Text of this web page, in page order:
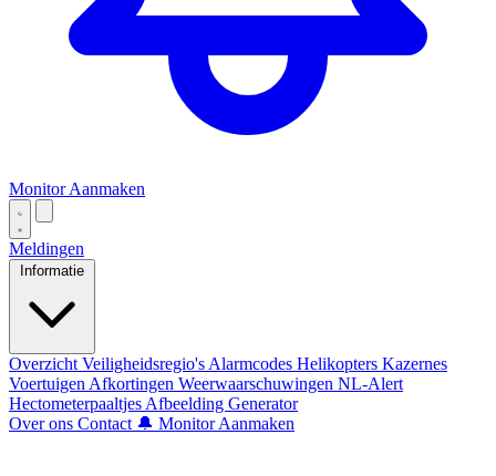
Monitor Aanmaken
Meldingen
Informatie
Overzicht Veiligheidsregio's Alarmcodes Helikopters Kazernes
Voertuigen Afkortingen Weerwaarschuwingen NL-Alert
Hectometerpaaltjes Afbeelding Generator
Over ons Contact 🔔 Monitor Aanmaken